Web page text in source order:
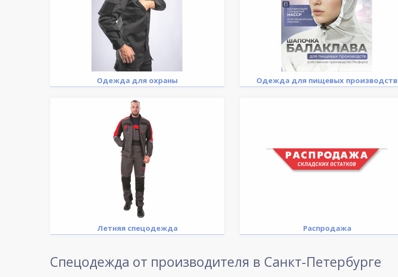
Одежда для охраны Одежда для пищевых производств
Летняя спецодежда Распродажа
Спецодежда от производителя в Санкт-Петербурге